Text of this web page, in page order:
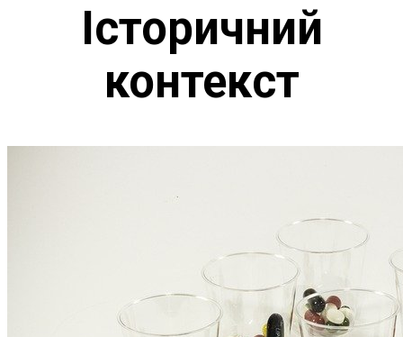
Історичний
контекст